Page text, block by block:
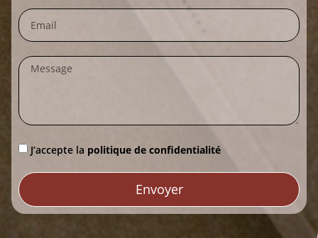
J’accepte la politique de confidentialité
Envoyer